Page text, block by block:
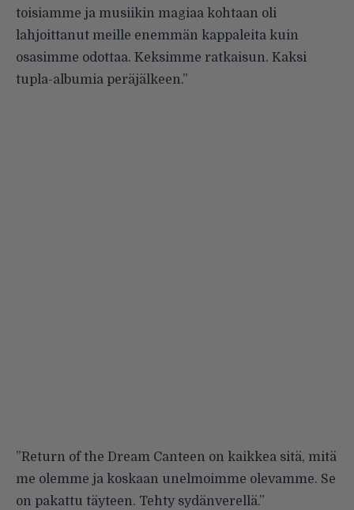
toisiamme ja musiikin magiaa kohtaan oli
lahjoittanut meille enemmän kappaleita kuin
osasimme odottaa. Keksimme ratkaisun. Kaksi
tupla-albumia peräjälkeen.”
”Return of the Dream Canteen on kaikkea sitä, mitä
me olemme ja koskaan unelmoimme olevamme. Se
on pakattu täyteen. Tehty sydänverellä.”